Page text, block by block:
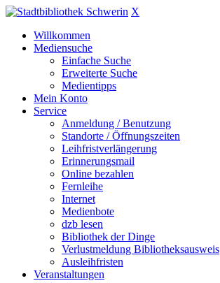
X
Willkommen
Mediensuche
Einfache Suche
Erweiterte Suche
Medientipps
Mein Konto
Service
Anmeldung / Benutzung
Standorte / Öffnungszeiten
Leihfristverlängerung
Erinnerungsmail
Online bezahlen
Fernleihe
Internet
Medienbote
dzb lesen
Bibliothek der Dinge
Verlustmeldung Bibliotheksausweis
Ausleihfristen
Veranstaltungen